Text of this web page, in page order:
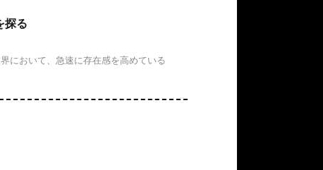
探る
において、急速に存在感を高めている